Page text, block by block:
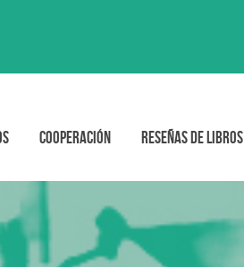
Cooperación Reseñas de libros